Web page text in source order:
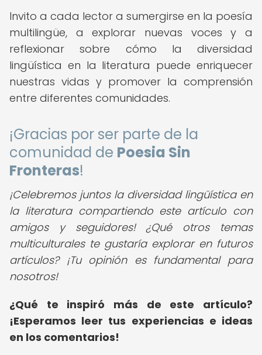
Invito a cada lector a sumergirse en la poesía
multilingüe, a explorar nuevas voces y a
reflexionar sobre cómo la diversidad
lingüística en la literatura puede enriquecer
nuestras vidas y promover la comprensión
entre diferentes comunidades.
¡Gracias por ser parte de la
comunidad de Poesia Sin
Fronteras!
¡Celebremos juntos la diversidad lingüística en
la literatura compartiendo este artículo con
amigos y seguidores! ¿Qué otros temas
multiculturales te gustaría explorar en futuros
artículos? ¡Tu opinión es fundamental para
nosotros!
¿Qué te inspiró más de este artículo?
¡Esperamos leer tus experiencias e ideas
en los comentarios!